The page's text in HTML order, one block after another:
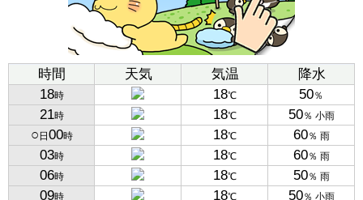
時間 天気 気温
降水
18時 18℃ 50％
21時 18℃ 50％ 小雨
○ 日 00時 18℃ 60％ 雨
03時 18℃ 60％ 雨
06時 18℃ 50％ 雨
09時 18℃ 50％ 小雨